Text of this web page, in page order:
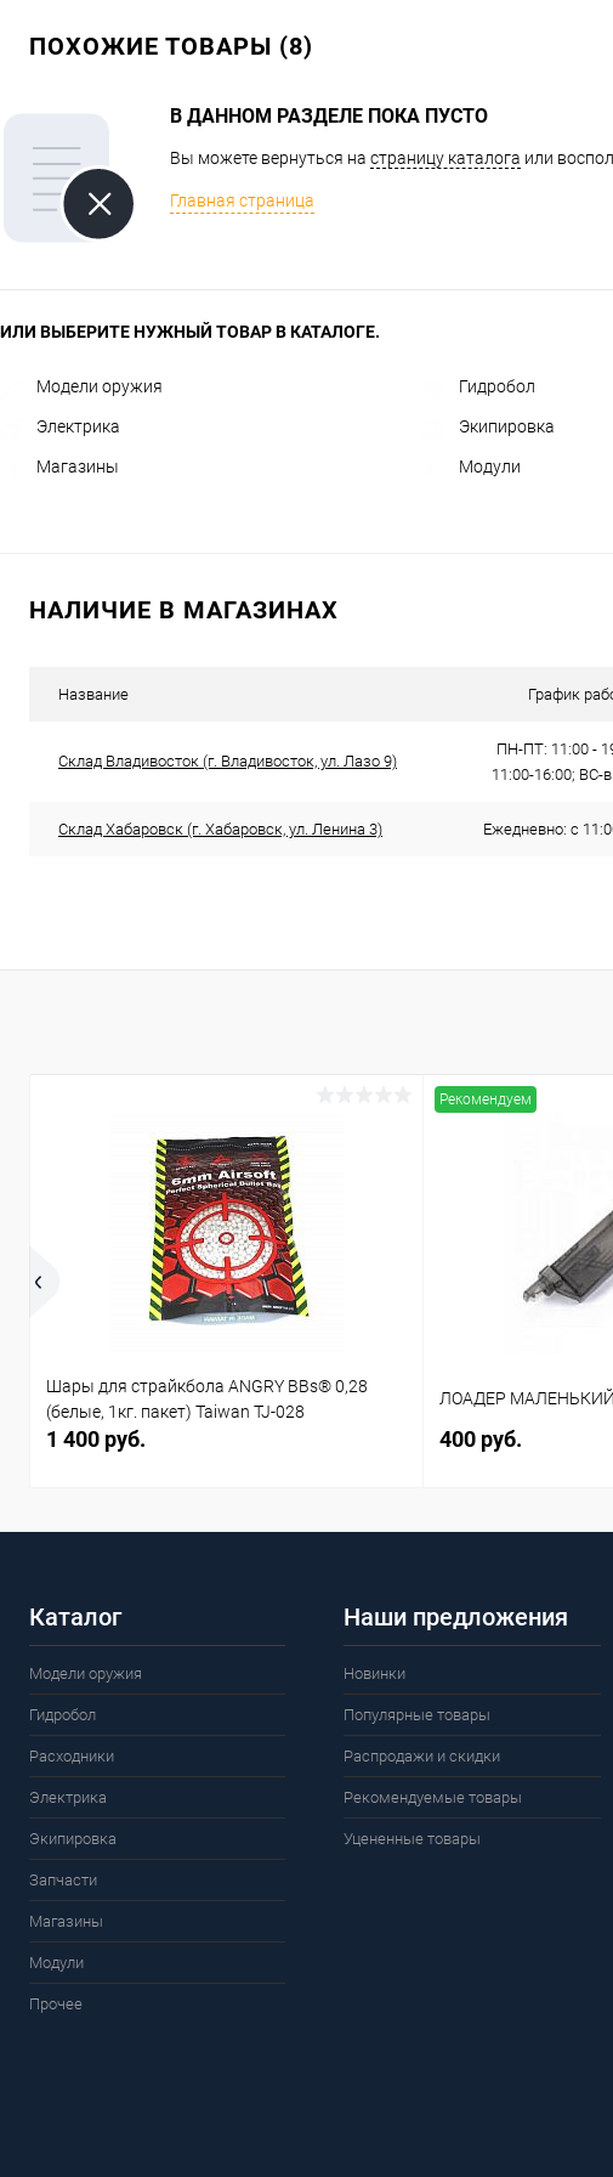
ПОХОЖИЕ ТОВАРЫ (8)
В ДАННОМ РАЗДЕЛЕ ПОКА ПУСТО
Вы можете вернуться на страницу каталога или
Главная страница
ИЛИ ВЫБЕРИТЕ НУЖНЫЙ ТОВАР В КАТАЛОГЕ.
Модели оружия Гидробол
Электрика Экипировка
Магазины Модули
НАЛИЧИЕ В МАГАЗИНАХ
Название График
Склад Владивосток (г. Владивосток, ул. Лазо 9)
ПН-ПТ: 11:00 -
11:00-16:00; ВС-
Склад Хабаровск (г. Хабаровск, ул. Ленина 3) Ежедневно: с
Шары для страйкбола ANGRY BBs® 0,28
(белые, 1кг. пакет) Taiwan TJ-028
1 400 руб.
Рекомендуем
ЛОАДЕР МАЛЕНЬКИЙ
400 руб.
Каталог
Модели оружия
Гидробол
Расходники
Электрика
Экипировка
Запчасти
Магазины
Модули
Прочее
Наши предложения
Новинки
Популярные товары
Распродажи и скидки
Рекомендуемые товары
Уцененные товары